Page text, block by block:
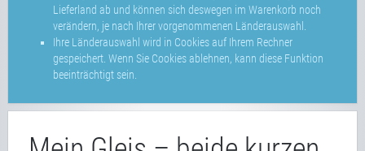
Lieferland ab und können sich deswegen im Warenkorb noch
verändern, je nach Ihrer vorgenommenen Länderauswahl.
Ihre Länderauswahl wird in Cookies auf Ihrem Rechner
gespeichert. Wenn Sie Cookies ablehnen, kann diese Funktion
beeinträchtigt sein.